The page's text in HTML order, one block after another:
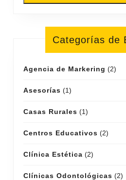
Categorías de
Agencia de Markering (2)
Asesorías (1)
Casas Rurales (1)
Centros Educativos (2)
Clínica Estética (2)
Clínicas Odontológicas (2)